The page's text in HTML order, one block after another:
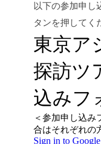
以下の参加申し
タンを押してく